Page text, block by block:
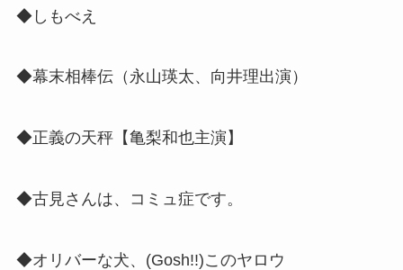
◆しもべえ
◆幕末相棒伝（ 永山瑛太、向井理出演 ）
◆正義の天秤【亀梨和也主演】
◆古見さんは、コミュ症です。
◆オリバーな犬、(Gosh!!)このヤロウ